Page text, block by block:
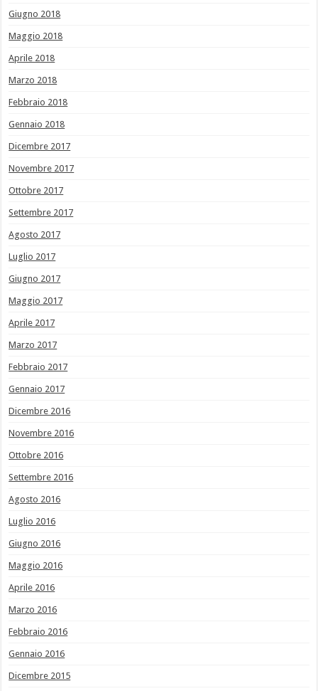
Giugno 2018
Maggio 2018
Aprile 2018
Marzo 2018
Febbraio 2018
Gennaio 2018
Dicembre 2017
Novembre 2017
Ottobre 2017
Settembre 2017
Agosto 2017
Luglio 2017
Giugno 2017
Maggio 2017
Aprile 2017
Marzo 2017
Febbraio 2017
Gennaio 2017
Dicembre 2016
Novembre 2016
Ottobre 2016
Settembre 2016
Agosto 2016
Luglio 2016
Giugno 2016
Maggio 2016
Aprile 2016
Marzo 2016
Febbraio 2016
Gennaio 2016
Dicembre 2015